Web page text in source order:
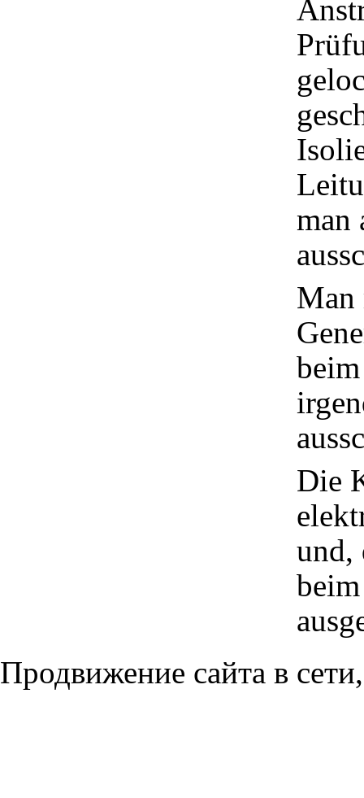
man
Man
Die
und,
Продвижение сайта в